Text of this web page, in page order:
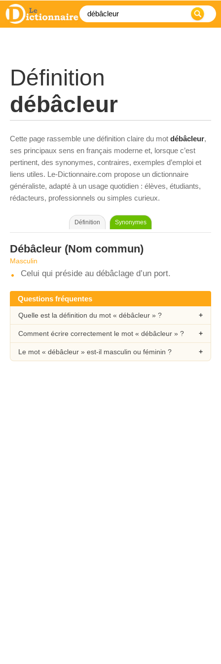
Définition
débâcleur
Cette page rassemble une définition claire du mot débâcleur,
ses principaux sens en français moderne et, lorsque c’est
pertinent, des synonymes, contraires, exemples d’emploi et
liens utiles. Le-Dictionnaire.com propose un dictionnaire
généraliste, adapté à un usage quotidien : élèves, étudiants,
rédacteurs, professionnels ou simples curieux.
Définition Synonymes
Débâcleur (Nom commun)
Masculin
Celui qui préside au débâclage d’un port.
Questions fréquentes
Quelle est la définition du mot « débâcleur » ?
Comment écrire correctement le mot « débâcleur » ?
Le mot « débâcleur » est-il masculin ou féminin ?